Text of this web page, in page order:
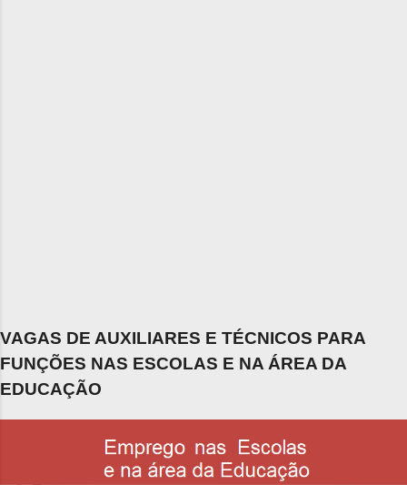
VAGAS DE AUXILIARES E TÉCNICOS PARA
FUNÇÕES NAS ESCOLAS E NA ÁREA DA
EDUCAÇÃO